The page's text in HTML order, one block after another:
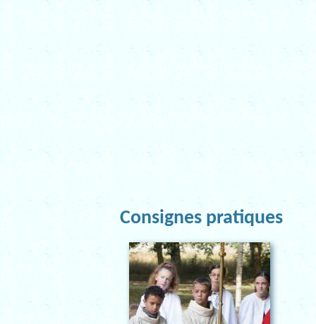
Consignes pratiques